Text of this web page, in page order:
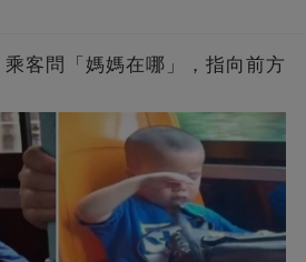
客問「媽媽在哪」，指向前方